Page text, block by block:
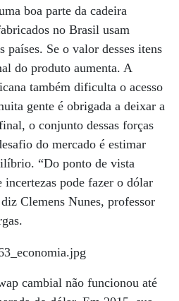
boa parte da cadeira
no Brasil usam
países. Se o valor desses itens
do produto aumenta. A
também dificulta o acesso
gente é obrigada a deixar a
o conjunto dessas forças
do mercado é estimar
“Do ponto de vista
pode fazer o dólar
Clemens Nunes, professor
cambial não funcionou até